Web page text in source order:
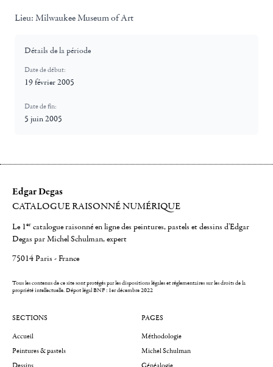
Lieu: Milwaukee Museum of Art
Détails de la période
Date de début:
19 février 2005
Date de fin:
5 juin 2005
Edgar Degas
CATALOGUE RAISONNÉ NUMÉRIQUE
Le 1er catalogue raisonné en ligne des peintures, pastels et dessins d'Edgar
Degas par Michel Schulman, expert
75014 Paris - France
Tous les contenus de ce site sont protégés par les dispositions légales et réglementaires sur les droits de la
propriété intellectuelle.Dépot légal BNF : 1er décembre 2022
SECTIONS
Accueil
Peintures & pastels
PAGES
Méthodologie
Michel Schulman